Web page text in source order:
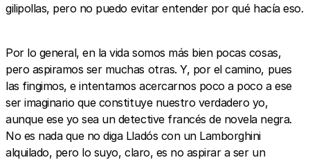
gilipollas, pero no puedo evitar entender por qué hacía eso.
Por lo general, en la vida somos más bien pocas cosas,
pero aspiramos ser muchas otras. Y, por el camino, pues
las fingimos, e intentamos acercarnos poco a poco a ese
ser imaginario que constituye nuestro verdadero yo,
aunque ese yo sea un detective francés de novela negra.
No es nada que no diga Lladós con un Lamborghini
alquilado, pero lo suyo, claro, es no aspirar a ser un